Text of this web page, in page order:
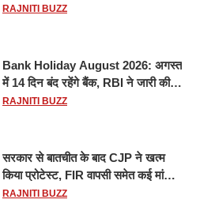
किया श्री काशी विश्वनाथ का जलाभिषेक
RAJNITI BUZZ
Bank Holiday August 2026: अगस्त
में 14 दिन बंद रहेंगे बैंक, RBI ने जारी की
छुट्टियों की लिस्ट​​​​​​​
RAJNITI BUZZ
सरकार से बातचीत के बाद CJP ने खत्म
किया प्रोटेस्ट, FIR वापसी समेत कई मांगों
पर बनी सहमति
RAJNITI BUZZ